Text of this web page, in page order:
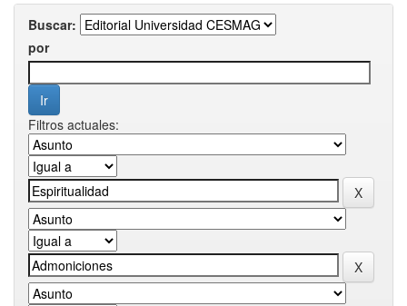
Buscar:
por
Filtros actuales: